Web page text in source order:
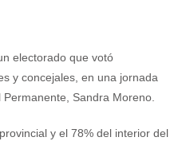
electorado que votó
y concejales, en una jornada
Sandra Moreno.
y el 78% del interior del